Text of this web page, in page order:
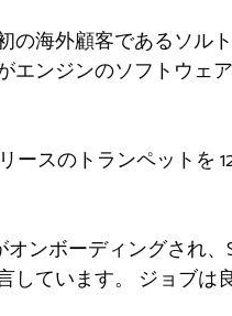
の海外顧客であるソル
エンジンのソフトウェ
ースのトランペットを
オンボーディングされ
ています。 ジョブは